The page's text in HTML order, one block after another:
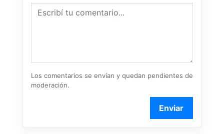
Los comentarios se envían y quedan pendientes de
moderación.
Enviar